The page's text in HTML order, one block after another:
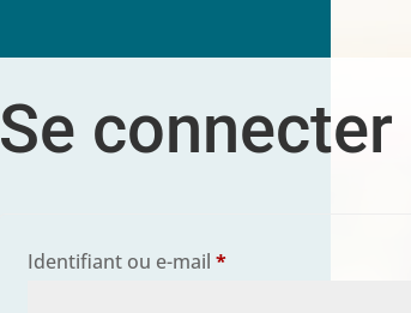
Se connecter
Identifiant ou e-mail *Obligatoire